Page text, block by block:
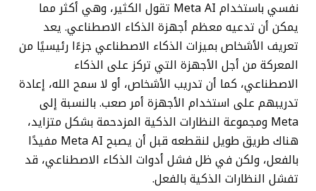
نفسي باستخدام Meta AI تقول الكثير، وهي أكثر مما
يمكن أن تدعيه معظم أجهزة الذكاء الاصطناعي. يعد
تعريف الأشخاص بميزات الذكاء الاصطناعي جزءًا رئيسيًا من
المعركة من أجل الأجهزة التي تركز على الذكاء
الاصطناعي، كما أن تدريب الأشخاص، أو لا سمح الله، إعادة
تدريبهم على استخدام الأجهزة أمر صعب. بالنسبة إلى
Meta ومجموعة النظارات الذكية المزدحمة بشكل متزايد،
هناك طريق طويل لنقطعه قبل أن يصبح Meta AI مفيدًا
بالفعل، ولكن في ظل فشل أدوات الذكاء الاصطناعي، قد
تفشل النظارات الذكية بالفعل.